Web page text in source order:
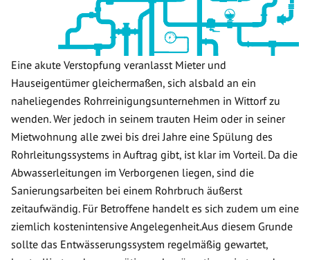
Eine akute Verstopfung veranlasst Mieter und
Hauseigentümer gleichermaßen, sich alsbald an ein
naheliegendes Rohrreinigungsunternehmen in Wittorf zu
wenden. Wer jedoch in seinem trauten Heim oder in seiner
Mietwohnung alle zwei bis drei Jahre eine Spülung des
Rohrleitungssystems in Auftrag gibt, ist klar im Vorteil. Da die
Abwasserleitungen im Verborgenen liegen, sind die
Sanierungsarbeiten bei einem Rohrbruch äußerst
zeitaufwändig. Für Betroffene handelt es sich zudem um eine
ziemlich kostenintensive Angelegenheit.Aus diesem Grunde
sollte das Entwässerungssystem regelmäßig gewartet,